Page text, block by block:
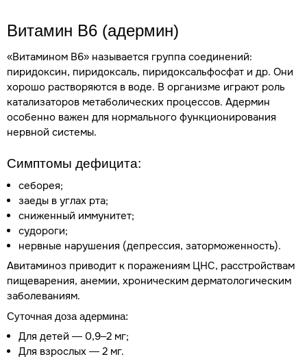
Витамин B6 (адермин)
«Витамином В6» называется группа соединений:
пиридоксин, пиридоксаль, пиридоксальфосфат и др. Они
хорошо растворяются в воде. В организме играют роль
катализаторов метаболических процессов. Адермин
особенно важен для нормального функционирования
нервной системы.
Симптомы дефицита:
себорея;
заеды в углах рта;
сниженный иммунитет;
судороги;
нервные нарушения (депрессия, заторможенность).
Авитаминоз приводит к поражениям ЦНС, расстройствам
пищеварения, анемии, хроническим дерматологическим
заболеваниям.
Суточная доза адермина:
Для детей — 0,9–2 мг;
Для взрослых — 2 мг.